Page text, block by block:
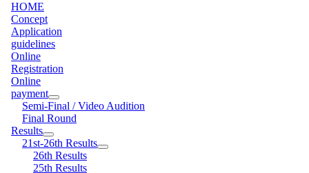
HOME
Concept
Application
guidelines
Online
Registration
Online
payment
Semi-Final / Video Audition
Final Round
Results
21st-26th Results
26th Results
25th Results